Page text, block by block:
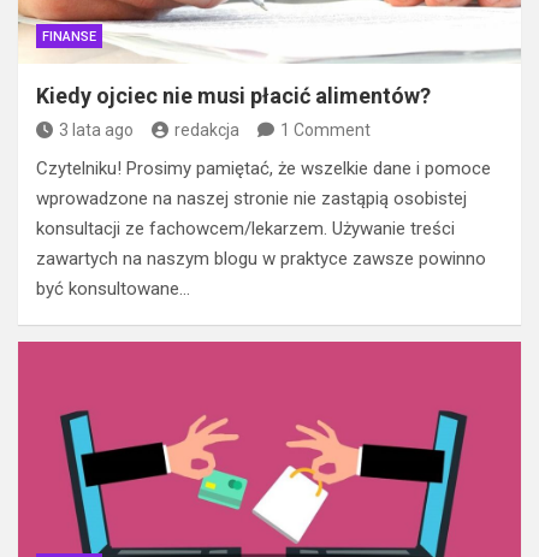
FINANSE
Kiedy ojciec nie musi płacić alimentów?
3 lata ago redakcja 1 Comment
Czytelniku! Prosimy pamiętać, że wszelkie dane i pomoce
wprowadzone na naszej stronie nie zastąpią osobistej
konsultacji ze fachowcem/lekarzem. Używanie treści
zawartych na naszym blogu w praktyce zawsze powinno
być konsultowane…